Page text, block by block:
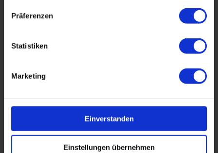
Präferenzen
Statistiken
Marketing
Einverstanden
Einstellungen übernehmen